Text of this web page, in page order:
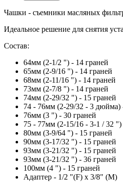
Чашки - съемники масляных
Идеальное решение для снятия
Состав:
64мм (2-1/2 ") - 14 граней
65мм (2-9/16 ") - 14 граней
68мм (2-11/16 ") - 14 граней
73мм (2-7/8 ") - 14 граней
74мм (2-29/32 ") - 15 граней
74 - 76мм (2-29/32 - 3 дюйма)
76мм (3 ") - 30 граней
75 - 77мм (2-15/16 - 3-1 / 32 ")
80мм (3-9/64 ") - 15 граней
90мм (3-17/32 ") - 15 граней
93мм (3-21/32 ") - 15 граней
93мм (3-21/32 ") - 36 граней
100мм (4 ") - 15 граней
Адаптер - 1/2 "(F) x 3/8" (M)